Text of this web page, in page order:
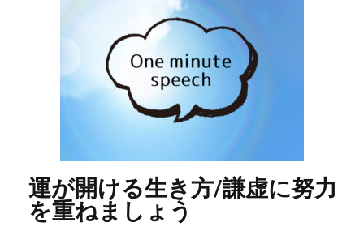
運が開ける生き方/謙虚に努力
を重ねましょう